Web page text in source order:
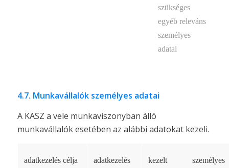
szükséges
egyéb releváns
személyes
adatai
4.7. Munkavállalók személyes adatai
A KASZ a vele munkaviszonyban álló
munkavállalók esetében az alábbi adatokat kezeli.
adatkezelés célja
adatkezelés
kezelt személyes